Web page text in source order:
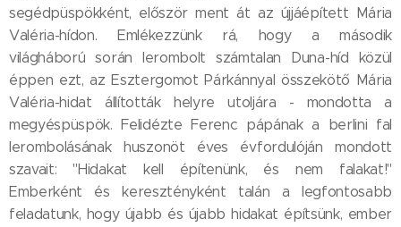
segédpüspökként, először ment át az újjáépített Mária
Valéria-hídon. Emlékezzünk rá, hogy a második
világháború során lerombolt számtalan Duna-híd közül
éppen ezt, az Esztergomot Párkánnyal összekötő Mária
Valéria-hidat állították helyre utoljára - mondotta a
megyéspüspök. Felidézte Ferenc pápának a berlini fal
lerombolásának huszonöt éves évfordulóján mondott
szavait: "Hidakat kell építenünk, és nem falakat!"
Emberként és keresztényként talán a legfontosabb
feladatunk, hogy újabb és újabb hidakat építsünk, ember